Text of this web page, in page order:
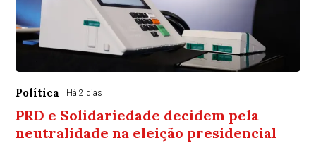
Política Há 2 dias
PRD e Solidariedade decidem pela
neutralidade na eleição presidencial